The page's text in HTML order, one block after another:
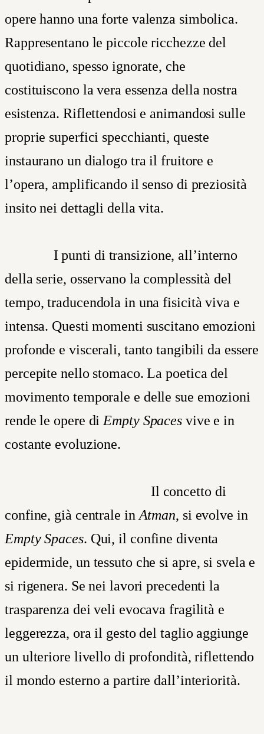
opere hanno una forte valenza simbolica.
Rappresentano le piccole ricchezze del
quotidiano, spesso ignorate, che
costituiscono la vera essenza della nostra
esistenza. Riflettendosi e animandosi sulle
proprie superfici specchianti, queste
instaurano un dialogo tra il fruitore e
l’opera, amplificando il senso di preziosità
insito nei dettagli della vita.
Ipunti di transizione, all’interno
della serie, osservano la complessità del
tempo, traducendola in una fisicità viva e
intensa. Questi momenti suscitano emozioni
profonde e viscerali, tanto tangibili da essere
percepite nello stomaco. La poetica del
movimento temporale e delle sue emozioni
rende le opere di Empty Spaces vive e in
costante evoluzione.
Il concetto di
confine, già centrale in Atman, si evolve in
Empty Spaces. Qui, il confine diventa
epidermide, un tessuto che si apre, si svela e
si rigenera. Se nei lavori precedenti la
trasparenza dei veli evocava fragilità e
leggerezza, ora il gesto del taglio aggiunge
un ulteriore livello di profondità, riflettendo
il mondo esterno a partire dall’interiorità.